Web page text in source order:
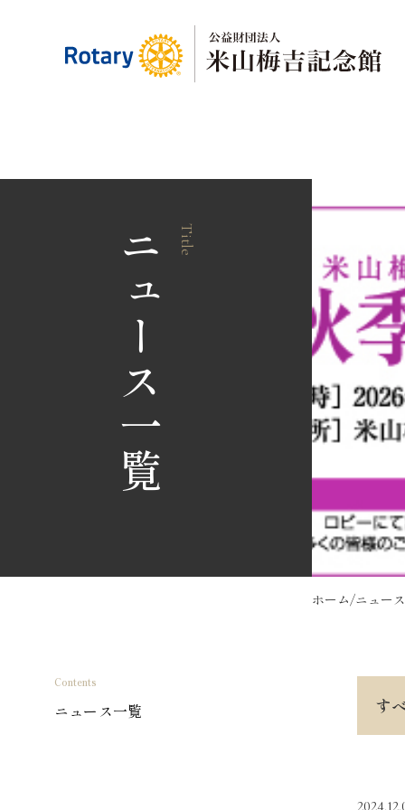
Title
ニュース一覧
ホーム/ニュー
Contents
ニュース一覧 す